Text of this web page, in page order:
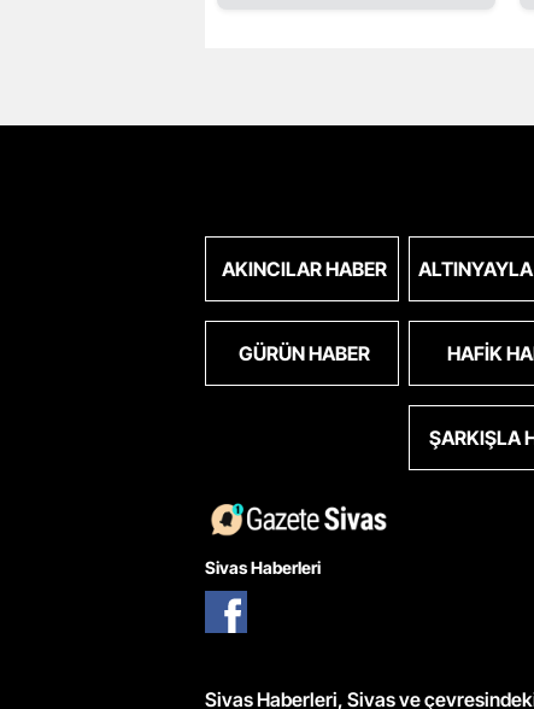
AKINCILAR HABER
GÜRÜN HABER HAFIK
ŞARKIŞLA
Sivas Haberleri
Sivas Haberleri, Sivas ve